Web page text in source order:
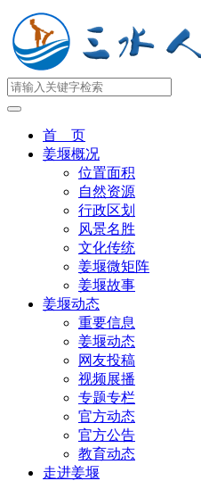
首 页
姜堰概况
位置面积
自然资源
行政区划
风景名胜
文化传统
姜堰微矩阵
姜堰故事
姜堰动态
重要信息
姜堰动态
网友投稿
视频展播
专题专栏
官方动态
官方公告
教育动态
走进姜堰